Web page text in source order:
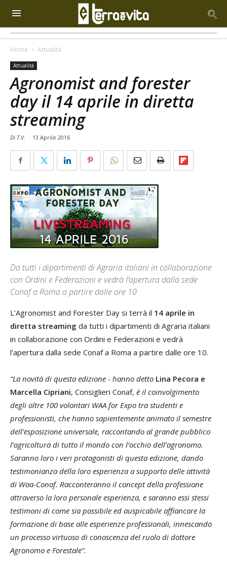
Home Attualità
Attualità
Agronomist and forester
day il 14 aprile in diretta
streaming
Di T.V. - 13 Aprile 2016
Da tutti i dipartimenti di Agraria italiani in collaborazione
con Ordini e Federazioni e vedrà l’apertura dalla sede
Conaf a Roma a partire dalle ore 10
L’Agronomist and Forester Day si terrà il 14 aprile in
diretta streaming da tutti i dipartimenti di Agraria italiani
in collaborazione con Ordini e Federazioni e vedrà
l’apertura dalla sede Conaf a Roma a partire dalle ore 10.
“La novità di questa edizione - hanno detto Lina Pecora e
Marcella Cipriani, Consiglieri Conaf, è il coinvolgimento
degli oltre 100 volontari WAA for Expo tra studenti e
professionisti, che hanno sapientemente animato il semestre
dell’esposizione universale, raccontando al grande pubblico
l’agricoltura di tutto il mondo con l’occhio dell’agronomo.
Saranno loro i veri protagonisti di questa edizione, dando
testimonianza della loro esperienza a supporto delle attività
di Waa-Conaf. Racconteranno il concept della professione
attraverso la loro personale esperienza, e saranno essi stessi
testimoni di come sia possibile ed auspicabile affiancare la
formazione di base alle esperienze professionali, innescando
un processo virtuoso di conoscenza del ruolo di dottore
Agronomo e Forestale”.